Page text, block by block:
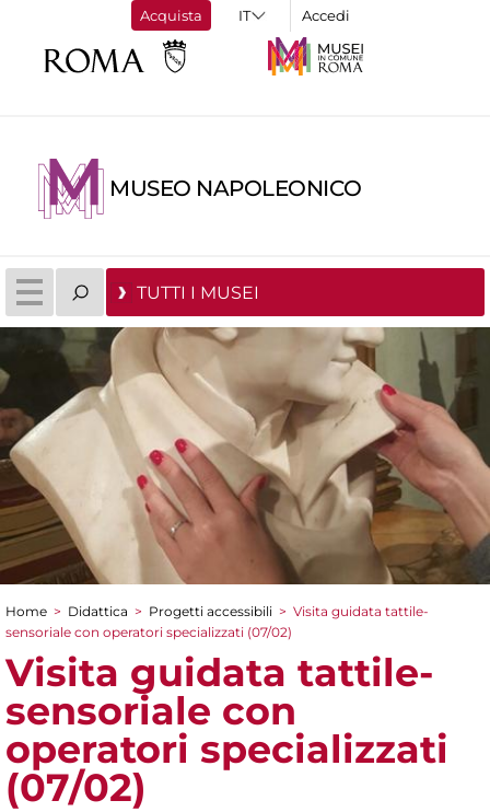
Acquista Accedi
MUSEO NAPOLEONICO
TUTTI I MUSEI
Tu sei qui
Home > Didattica > Progetti accessibili > Visita guidata tattile-
sensoriale con operatori specializzati (07/02)
Visita guidata tattile-
sensoriale con
operatori specializzati
(07/02)